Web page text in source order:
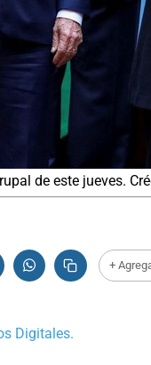
de este jueves.
+
Digitales.